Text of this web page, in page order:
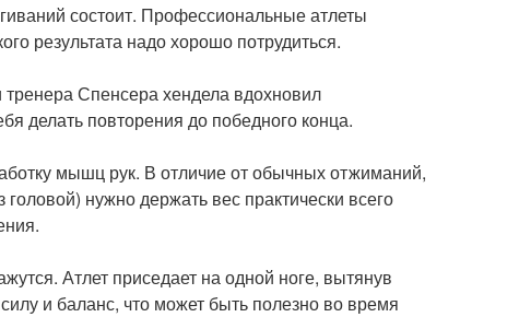
состоит. Профессиональные атлеты
результата надо хорошо потрудиться.
Спенсера хендела вдохновил
делать повторения до победного конца.
мышц рук. В отличие от обычных отжиманий,
нужно держать вес практически всего
Атлет приседает на одной ноге, вытянув
и баланс, что может быть полезно во время